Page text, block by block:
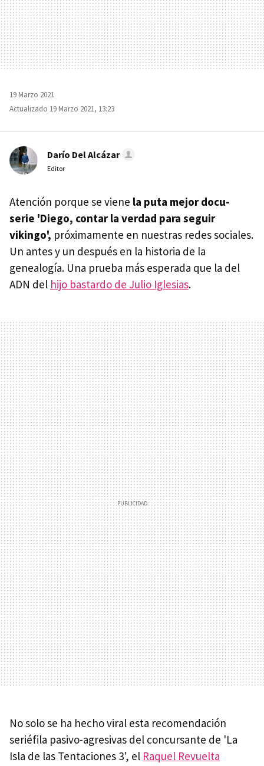
19 Marzo 2021
Actualizado 19 Marzo 2021, 13:23
Darío Del Alcázar
Editor
Atención porque se viene la puta mejor docu-
serie 'Diego, contar la verdad para seguir
vikingo', próximamente en nuestras redes sociales.
Un antes y un después en la historia de la
genealogía. Una prueba más esperada que la del
ADN del hijo bastardo de Julio Iglesias.
No solo se ha hecho viral esta recomendación
seriéfila pasivo-agresivas del concursante de 'La
Isla de las Tentaciones 3', el Raquel Revuelta